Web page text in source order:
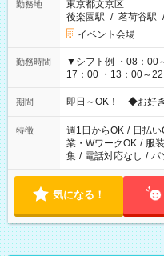
勤務地
東京都文京区
後楽園駅 / 茗荷谷駅
イベント会場
勤務時間
▼シフト例 ・08：00
17：00 ・13：00～22：00
仕事により勤務時間
期間 即日～OK！ ◆お好
特徴 週1日からOK / 日払い
業・WワークOK / 服
集 / 電話対応なし / パ
気になる！